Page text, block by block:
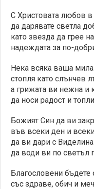
С Христовата любов в
да дарявате светла
като звезда да грее
надеждата за по-
Нека всяка ваша
стопля като слънчев
а грижата ви нежна и
да носи радост и
Божият Син да ви
във всеки ден и
да ви дари с
да води ви по светъл
Благословени бъдете
със здраве, обич и